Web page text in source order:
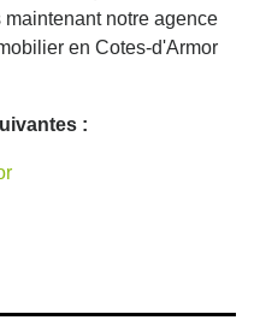
notre agence
en Cotes-d'Armor
: